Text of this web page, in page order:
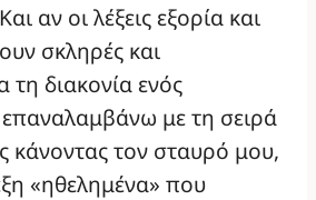
αν οι λέξεις εξορία και
σκληρές και
τη διακονία ενός
επαναλαμβάνω με τη σειρά
κάνοντας τον σταυρό μου,
«ηθελημένα» που